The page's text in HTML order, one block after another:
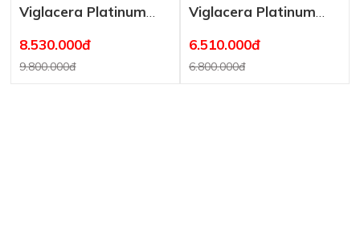
Viglacera Platinum
8.530.000đ
9.800.000đ
Viglacera Platinum
6.510.000đ
6.800.000đ